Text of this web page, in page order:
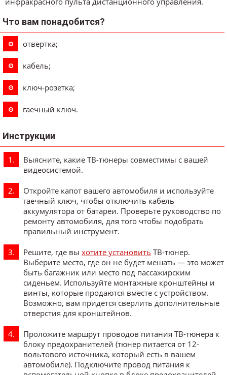
Что вам понадобится?
отвёртка;
кабель;
ключ-розетка;
гаечный ключ.
Инструкции
Выясните, какие ТВ-тюнеры совместимы с вашей
видеосистемой.
Откройте капот вашего автомобиля и используйте
гаечный ключ, чтобы отключить кабель
аккумулятора от батареи. Проверьте руководство по
ремонту автомобиля, для того чтобы подобрать
правильный инструмент.
Решите, где вы хотите установить ТВ-тюнер.
Выберите место, где он не будет мешать — это может
быть багажник или место под пассажирским
сиденьем. Используйте монтажные кронштейны и
винты, которые продаются вместе с устройством.
Возможно, вам придётся сверлить дополнительные
отверстия для кронштейнов.
Проложите маршрут проводов питания ТВ-тюнера к
блоку предохранителей (тюнер питается от 12-
вольтового источника, который есть в вашем
автомобиле). Подключите провод питания к